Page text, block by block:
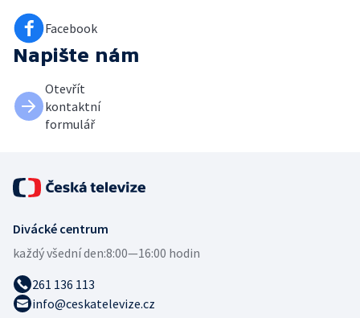
Facebook
Napište nám
Otevřít
kontaktní
formulář
Divácké centrum
každý všední den:8:00—16:00 hodin
261 136 113
info@ceskatelevize.cz